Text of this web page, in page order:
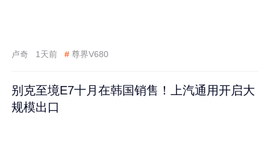
卢奇 1天前 # 尊界V680
别克至境E7十月在韩国销售！上汽通用开启大
规模出口